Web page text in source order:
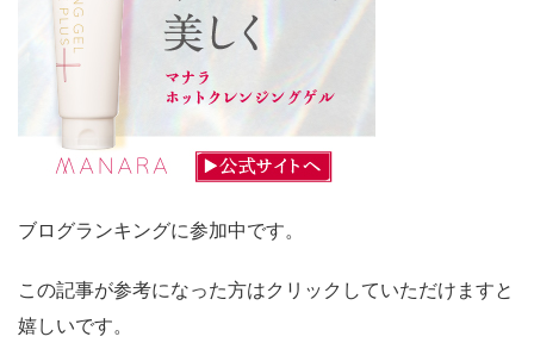
ブログランキングに参加中です。
この記事が参考になった方はクリックしていただけますと
嬉しいです。